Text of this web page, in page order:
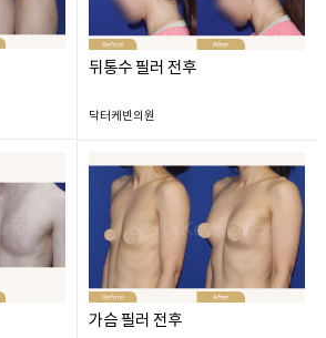
뒤통수 필러 전후
닥터케빈의원
가슴 필러 전후